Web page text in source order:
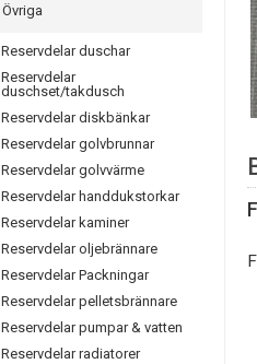
Övriga
Reservdelar duschar
Reservdelar
duschset/takdusch
Reservdelar diskbänkar
Reservdelar golvbrunnar
Reservdelar golvvärme
Reservdelar handdukstorkar
Reservdelar kaminer
Reservdelar oljebrännare
Reservdelar Packningar
Reservdelar pelletsbrännare
Reservdelar pumpar & vatten
Reservdelar radiatorer